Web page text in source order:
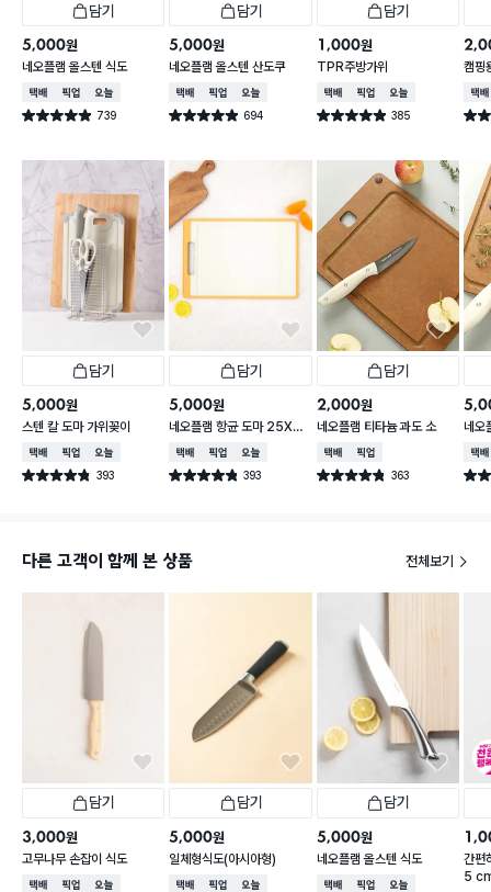
담기
5,000원
네오플램 올스텐 식도
택배배송매장픽업오늘배송
별점 4.9점 739
건 작성
담기
5,000원
네오플램 올스텐 산도쿠
택배배송매장픽업오늘배송
별점 4.9점 694
건 작성
담기
1,000원
TPR주방가위
택배배송매장픽업오늘배송
별점 4.9점 385
건 작성
캠핑
함
택배
별점
담기
5,000원
스텐 칼 도마 가위꽂이
택배배송매장픽업오늘배송
별점 4.8점 393
건 작성
담기
5,000원
네오플램 항균 도마 25X3
6cm
택배배송매장픽업오늘배송
별점 4.8점 393
건 작성
담기
2,000원
네오플램 티타늄 과도 소
택배배송매장픽업
별점 4.8점 363
건 작성
네오
형
택배
별점
다른 고객이 함께 본 상품 전체보기
담기
3,000원
고무나무 손잡이 식도
택배배송매장픽업오늘배송
담기
5,000원
일체형식도(아시아형)
택배배송매장픽업오늘배송
담기
5,000원
네오플램 올스텐 식도
택배배송매장픽업오늘배송
간편
5